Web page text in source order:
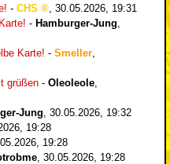
- CHS
30.05.2026, 19:31
- Hamburger-Jung
Karte! - Smeller
grüßen - Oleoleole
Jung 30.05.2026, 19:32
19:28
19:28
30.05.2026, 19:28